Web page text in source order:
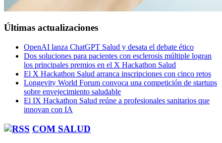
Últimas actualizaciones
OpenAI lanza ChatGPT Salud y desata el debate ético
Dos soluciones para pacientes con esclerosis múltiple logran
los principales premios en el X Hackathon Salud
El X Hackathon Salud arranca inscripciones con cinco retos
Longevity World Forum convoca una competición de startups
sobre envejecimiento saludable
El IX Hackathon Salud reúne a profesionales sanitarios que
innovan con IA
COM SALUD